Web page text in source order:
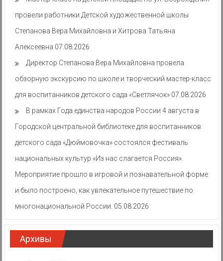
провели работники Детской художественной школы
Степанова Вера Михайловна и Хитрова Татьяна
Алексеевна 07.08.2026
Директор Степанова Вера Михайловна провела
обзорную экскурсию по школе и творческий мастер-класс
для воспитанников детского сада «Светлячок» 07.08.2026
В рамках Года единства народов России 4 августа в
Городской центральной библиотеке для воспитанников
детского сада «Дюймовочка» состоялся фестиваль
национальных культур «Из нас слагается Россия».
Мероприятие прошло в игровой и познавательной форме
и было построено, как увлекательное путешествие по
многонациональной России. 05.08.2026
Архивы